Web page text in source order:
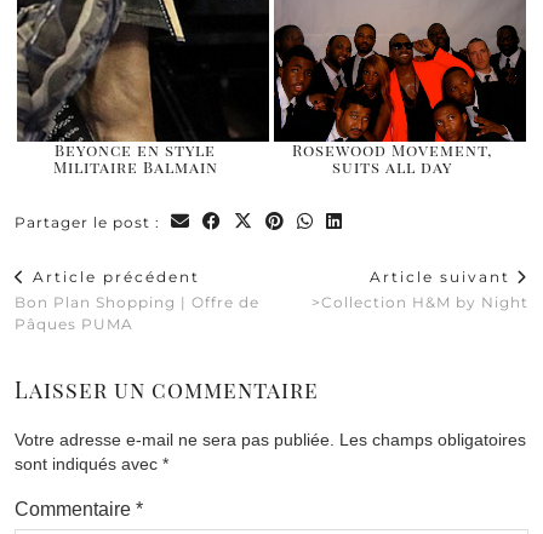
Beyonce en style
Militaire Balmain
Rosewood Movement,
suits all day
Partager le post :
Article précédent
Bon Plan Shopping | Offre de
Pâques PUMA
Article suivant
>Collection H&M by Night
Laisser un commentaire
Votre adresse e-mail ne sera pas publiée. Les champs obligatoires
sont indiqués avec *
Commentaire *